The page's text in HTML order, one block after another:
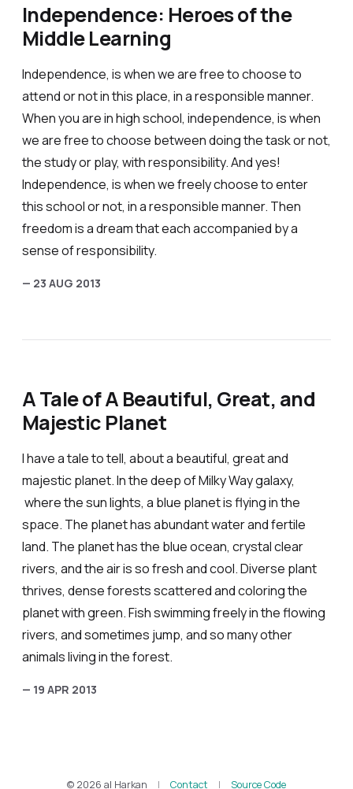
Independence: Heroes of the
Middle Learning
Independence, is when we are free to choose to
attend or not in this place, in a responsible manner.
When you are in high school, independence, is when
we are free to choose between doing the task or not,
the study or play, with responsibility. And yes!
Independence, is when we freely choose to enter
this school or not, in a responsible manner. Then
freedom is a dream that each accompanied by a
sense of responsibility.
— 23 AUG 2013
A Tale of A Beautiful, Great, and
Majestic Planet
I have a tale to tell, about a beautiful, great and
majestic planet. In the deep of Milky Way galaxy,
where the sun lights, a blue planet is flying in the
space. The planet has abundant water and fertile
land. The planet has the blue ocean, crystal clear
rivers, and the air is so fresh and cool. Diverse plant
thrives, dense forests scattered and coloring the
planet with green. Fish swimming freely in the flowing
rivers, and sometimes jump, and so many other
animals living in the forest.
— 19 APR 2013
© 2026 al Harkan | Contact | Source Code